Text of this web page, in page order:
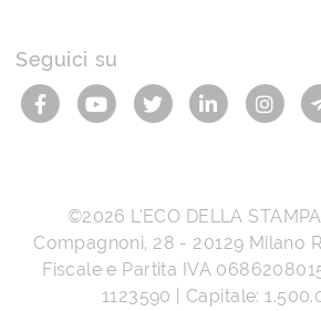
Seguici su
©2026 L’ECO DELLA
Compagnoni, 28 - 20129 Milano
Fiscale e Partita IVA
1123590 | Capitale: